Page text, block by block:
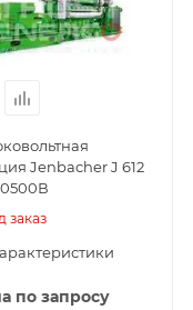
Jenbacher J 612
заказ
по запросу